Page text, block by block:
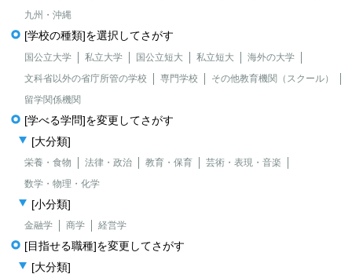
九州・沖縄
[学校の種類]を選択してさがす
国公立大学 私立大学 国公立短大 私立短大
海外の大学
文科省以外の省庁所管の学校
専門学校
その他教育機関（スクール）
留学関係機関
[学べる学問]を変更してさがす
[大分類]
栄養・食物 法律・政治 教育・保育
芸術・表現・音楽
数学・物理・化学
[小分類]
金融学 商学 経営学
[目指せる職種]を変更してさがす
[大分類]